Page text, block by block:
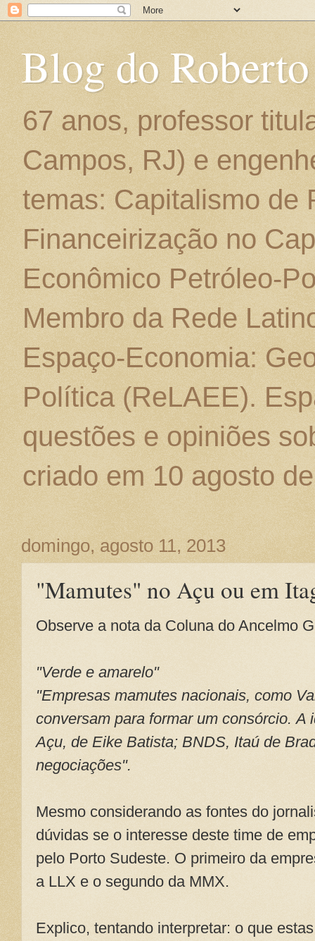
Blog do
67 anos, professor
Campos, RJ) e
temas: Capitalismo de
Financeirização no
Econômico Petróleo-
Membro da Rede
Espaço-Economia:
Política (ReLAEE).
questões e opiniões
criado em 10 agosto
domingo, agosto 11, 2013
"Mamutes" no Açu ou em
Observe a nota da Coluna do Ancelmo
"Verde e amarelo"
"Empresas mamutes nacionais, como
conversam para formar um consórcio. A
Açu, de Eike Batista; BNDS, Itaú de
negociações".
Mesmo considerando as fontes do
dúvidas se o interesse deste time de
pelo Porto Sudeste. O primeiro da
a LLX e o segundo da MMX.
Explico, tentando interpretar: o que